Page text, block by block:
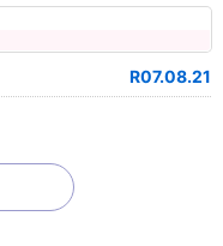
R07.08.21